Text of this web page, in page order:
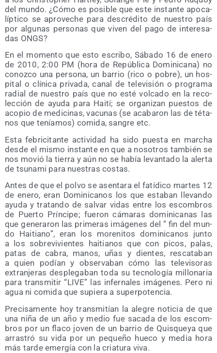
del mun­do. ¿Cómo es posi­ble que este ins­tan­te apo­ca­
líp­ti­co se apro­ve­che para des­cré­di­to de nues­tro país
por algu­nas per­so­nas que viven del pago de intere­sa­
das ONGS?
En el momen­to que esto escri­bo, Sába­do 16 de enero
de 2010, 2:00 PM (hora de Repú­bli­ca Domi­ni­ca­na) no
conoz­co una per­so­na, un barrio (rico o pobre), un hos­
pi­tal o clí­ni­ca pri­va­da, canal de tele­vi­sión o pro­gra­ma
radial de nues­tro país que no esté vol­ca­do en la reco­
lec­ción de ayu­da para Hai­tí; se orga­ni­zan pues­tos de
aco­pio de medi­ci­nas, vacu­nas (se aca­ba­ron las de téta­
nos que tenía­mos) comi­da, san­gre etc.
Esta febri­ci­tan­te acti­vi­dad ha sido pues­ta en mar­cha
des­de el mis­mo ins­tan­te en que a noso­tros tam­bién se
nos movió la tie­rra y aún no se había levan­ta­do la aler­ta
de tsu­na­mi para nues­tras costas.
Antes de que el pol­vo se asen­ta­ra el fatí­di­co mar­tes 12
de enero, eran Domi­ni­ca­nos los que esta­ban lle­van­do
ayu­da y tra­tan­do de sal­var vidas entre los escom­bros
de Puer­to Prín­ci­pe; fue­ron cáma­ras domi­ni­ca­nas las
que gene­ra­ron las pri­me­ras imá­ge­nes del ” fin del mun­
do Hai­tiano”, eran los more­ni­tos domi­ni­ca­nos jun­to
a los sobre­vi­vien­tes hai­tia­nos que con picos, palas,
patas de cabra, manos, uñas y dien­tes, res­ca­ta­ban
a quien podían y obser­va­ban cómo las tele­vi­so­ras
extran­je­ras des­ple­ga­ban toda su tec­no­lo­gía millo­na­ria
para trans­mi­tir “LIVE” las infer­na­les imá­ge­nes. Pero ni
agua ni comi­da que supie­ra a superpotencia.
Pre­ci­sa­men­te hoy trans­mi­tían la ale­gre noti­cia de que
una niña de un año y medio fue saca­da de los escom­
bros por un fla­co joven de un barrio de Quis­que­ya que
arras­tró su vida por un peque­ño hue­co y media hora
más tar­de emer­gía con la cria­tu­ra viva.